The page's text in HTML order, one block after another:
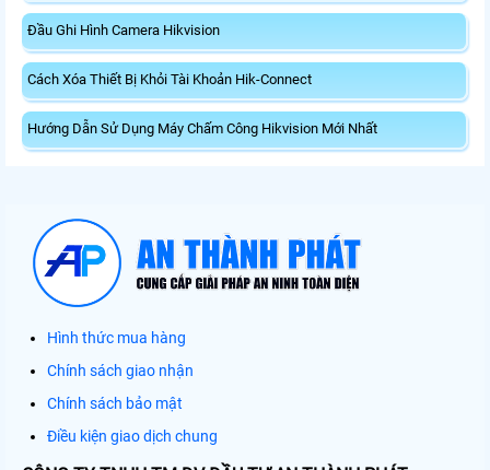
Đầu Ghi Hình Camera Hikvision
Cách Xóa Thiết Bị Khỏi Tài Khoản Hik-Connect
Hướng Dẫn Sử Dụng Máy Chấm Công Hikvision Mới Nhất
Hình thức mua hàng
Chính sách giao nhận
Chính sách bảo mật
Điều kiện giao dịch chung